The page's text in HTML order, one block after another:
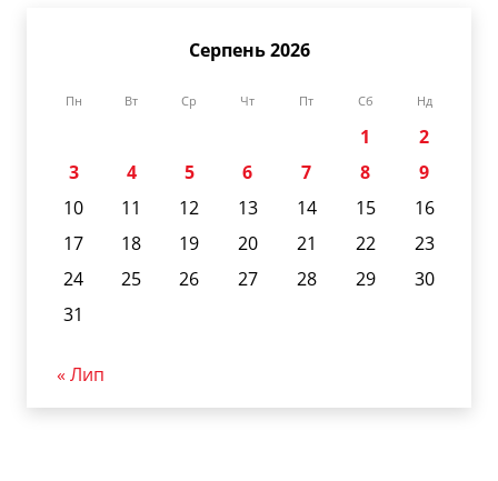
Серпень 2026
Пн Вт Ср Чт Пт Сб Нд
1
2
3
4 5 6 7 8
9
10
11 12 13 14 15
16
17
18 19 20 21 22
23
24
25 26 27 28 29
30
31
« Лип